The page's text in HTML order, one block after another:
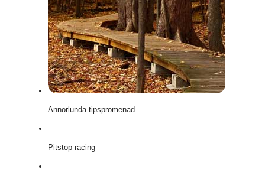
Annorlunda tipspromenad
Pitstop racing